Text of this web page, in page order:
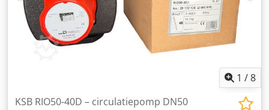
of beschadigingen aan de behuizing • Assen en flenzen
compleet (zichtbaar op de foto’s) • Wordt verkocht als set:
pomp + motor + frame Aanvullende informatie: • Ideaal
voor industriële toepassingen: procesinstallaties, energie,
1 /8
KSB RIO50-40D – circulatiepomp DN50